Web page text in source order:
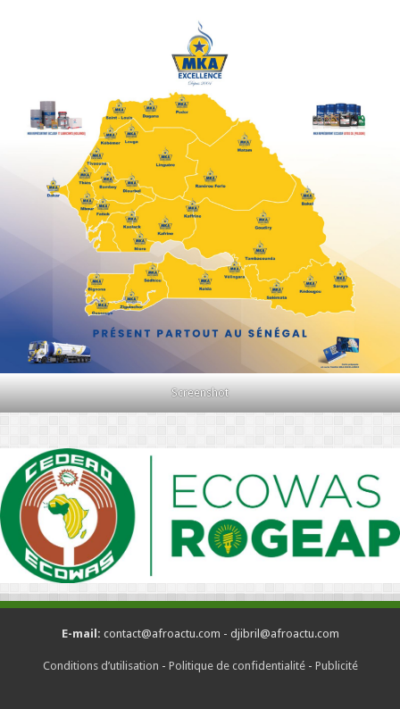
Screenshot
E-mail: contact@afroactu.com - djibril@afroactu.com
Conditions d’utilisation - Politique de confidentialité- Publicité